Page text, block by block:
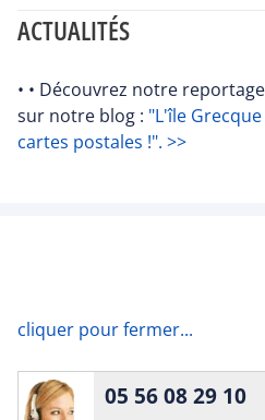
ACTUALITÉS
• • Découvrez notre
sur notre blog : "L'île
cartes postales !". >>
cliquer pour fermer...
05 56 08 29 10